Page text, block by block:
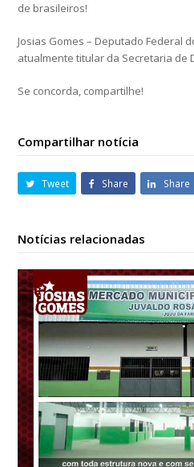
de brasileiros!
Josias Gomes – Deputado Federal
atualmente titular da Secretaria de
Se concorda, compartilhe!
Compartilhar notícia
Tweet Share Share
Notícias relacionadas